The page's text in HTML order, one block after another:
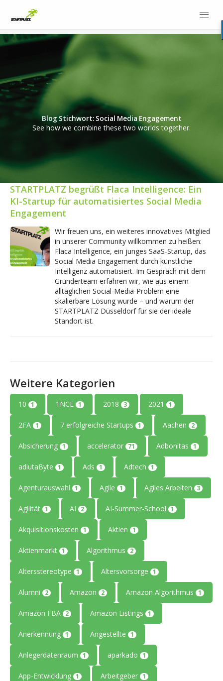
Blog Stichwort: Social Media Engagement
See how we combine these two worlds together.
STARTPLATZ begrüßt Flaca Intelligence: Ein
KI-Startup für automatisiertes Social Media
Engagement
Wir freuen uns, ein weiteres innovatives Mitglied
in unserer Community willkommen zu heißen:
Flaca Intelligence, ein junges SaaS-Startup, das
Social Media Engagement durch künstliche
Intelligenz automatisiert. Im Gespräch mit dem
Gründerteam erfahren wir, wie aus einem
alltäglichen Social-Media-Problem eine
skalierbare Lösung wurde – und warum der
STARTPLATZ Düsseldorf für sie der ideale
Standort ist.
Weitere Kategorien
10 1 1NCE 1 2018 3 2021 1
2FA 1 7 erfolgreiche Startups 1 Aachen 2
Absicherung 1 accelerator 71 Adbonitas 1
adiutaByte 1 Ads 1 Adtech 1
Agenturauswahl 1 Agile 1 Agiles Arbeiten 3
Agilität 1 AI 2 AI-Summer-School 1
Akquisitionskosten 1 Aktien 1
Aktienmarkt 1 Algorithmus 2
Altersstereotype 1 Altersvorsorge 1
Alumni 2 Amazon 2 Amazon Algorithmus 1
Amazon FBA 2 Amazon Listings 1
Anerkennung 1 Angestellte 1
Anlegerdatenraum 1 aparkado 1
App-Entwicklung 1 Arbeitgeber 1